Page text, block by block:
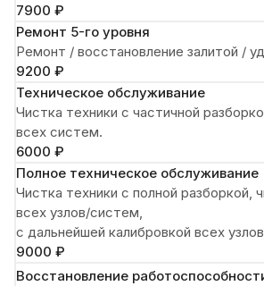
7900 ₽
Ремонт 5-го уровня
Ремонт / восстановление залитой /
9200 ₽
Техническое обслуживание
Чистка техники с частичной
всех систем.
6000 ₽
Полное техническое обслуживание
Чистка техники с полной разборкой,
всех узлов/систем,
с дальнейшей калибровкой всех
9000 ₽
Восстановление